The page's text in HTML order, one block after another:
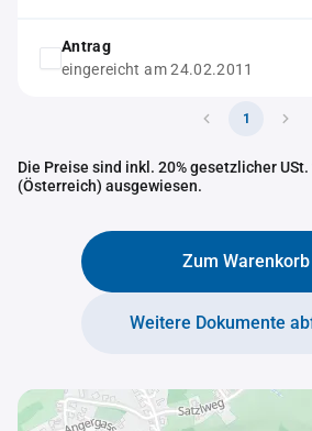
Antrag
eingereicht am 24.02.2011
1
Die Preise sind inkl. 20% gesetzlicher
(Österreich) ausgewiesen.
Zum Warenkorb
Weitere Dokumente